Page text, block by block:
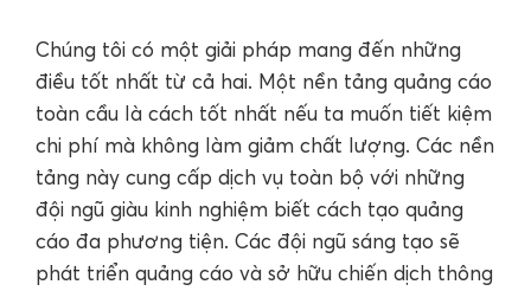
Chúng tôi có một giải pháp mang đến những
điều tốt nhất từ cả hai. Một nền tảng quảng cáo
toàn cầu là cách tốt nhất nếu ta muốn tiết kiệm
chi phí mà không làm giảm chất lượng. Các nền
tảng này cung cấp dịch vụ toàn bộ với những
đội ngũ giàu kinh nghiệm biết cách tạo quảng
cáo đa phương tiện. Các đội ngũ sáng tạo sẽ
phát triển quảng cáo và sở hữu chiến dịch thông